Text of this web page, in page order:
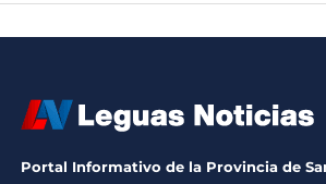
Portal Informativo de la Provincia de